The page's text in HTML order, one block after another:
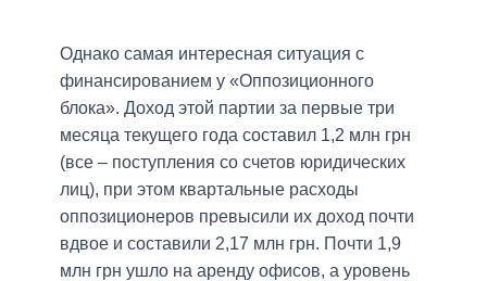
Однако самая интересная ситуация с
финансированием у «Оппозиционного
блока». Доход этой партии за первые три
месяца текущего года составил 1,2 млн грн
(все – поступления со счетов юридических
лиц), при этом квартальные расходы
оппозиционеров превысили их доход почти
вдвое и составили 2,17 млн грн. Почти 1,9
млн грн ушло на аренду офисов, а уровень